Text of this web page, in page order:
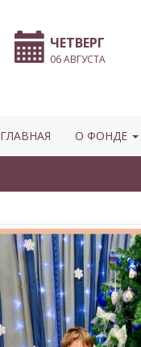
ЧЕТВЕРГ
06 АВГУСТА
ГЛАВНАЯ О ФОНДЕ